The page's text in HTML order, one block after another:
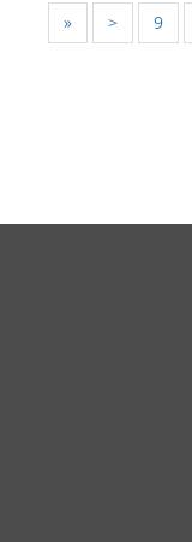
« < 9